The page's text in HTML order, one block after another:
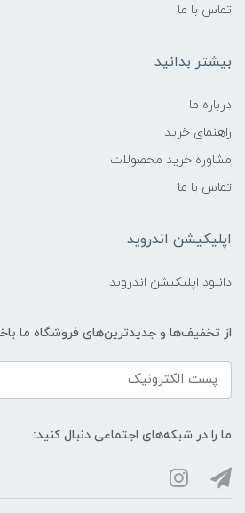
تماس با ما
بیشتر بدانید
درباره ما
راهنمای خرید
مشاوره خرید محصولات
تماس با ما
اپلیکیشن اندروید
دانلود اپلیکیشن اندروبد
از تخفیف‌ها و جدیدترین‌های فروشگاه ما
ما را در شبکه‌های اجتماعی دنبال کنید: